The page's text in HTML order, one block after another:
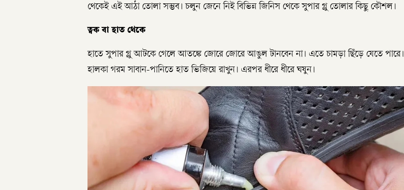
থেকেই এই আঠা তোলা সম্ভব। চলুন জেনে নিই বিভিন্ন জিনিস থেকে সুপার গ্লু তোলার কিছু কৌশল।
ত্বক বা হাত থেকে
হাতে সুপার গ্লু আটকে গেলে আতঙ্কে জোরে জোরে আঙুল টানবেন না। এতে চামড়া ছিঁড়ে যেতে পারে।
হালকা গরম সাবান-পানিতে হাত ভিজিয়ে রাখুন। এরপর ধীরে ধীরে ঘষুন।